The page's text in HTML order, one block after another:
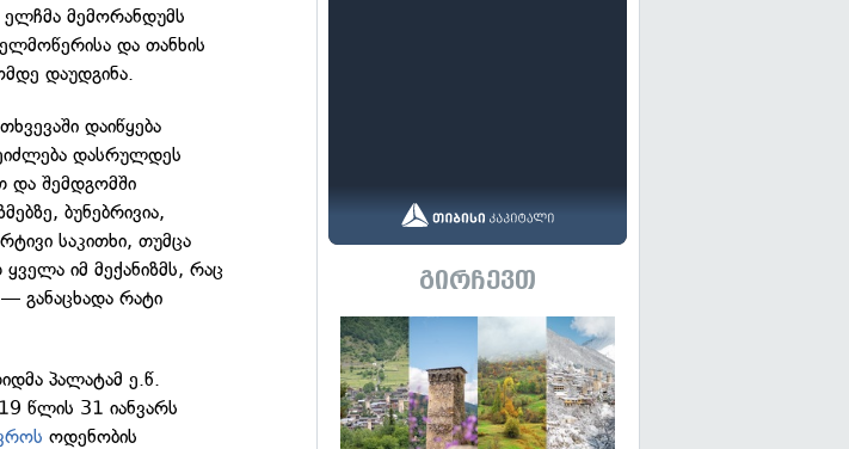
მემორანდუმს
და თანხის
დაუდგინა.
დაიწყება
დასრულდეს
და შემდგომში
ბუნებრივია,
საკითხი, თუმცა
იმ მექანიზმს, რაც
განაცხადა რატი
პალატამ ე.წ.
წლის 31 იანვარს
ოდენობის
გირჩევთ